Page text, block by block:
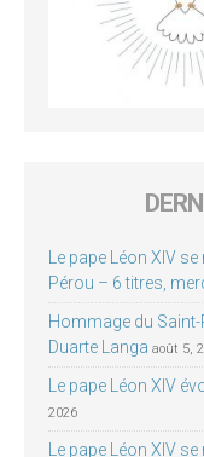
Le pape Léon XIV
Pérou – 6 titres,
Hommage du
Duarte Langa août 5,
Le pape Léon XIV
2026
Le pape Léon XIV